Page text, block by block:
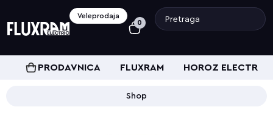
Veleprodaja
0
PRODAVNICA FLUXRAM HOROZ ELECTRIC
Shop